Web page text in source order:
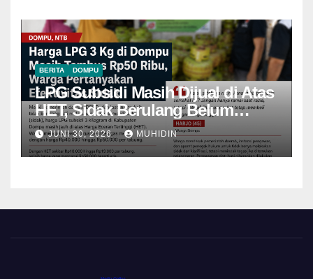
BERITA DOMPU
LPG Subsidi Masih Dijual di Atas
HET, Sidak Berulang Belum
Mampu Menekan Harga
JUNI 30, 2026 MUHIDIN